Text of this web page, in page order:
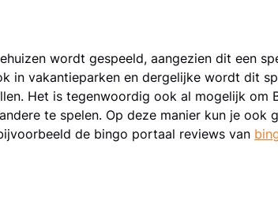
wordt gespeeld, aangezien dit een
in vakantieparken en dergelijke wordt dit
Het is tegenwoordig ook al mogelijk om
te spelen. Op deze manier kun je ook
de bingo portaal reviews van